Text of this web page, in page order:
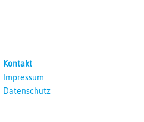
Kontakt
Impressum
Datenschutz